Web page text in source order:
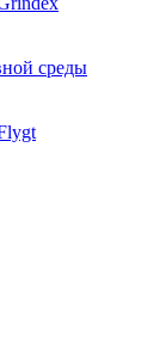
среды